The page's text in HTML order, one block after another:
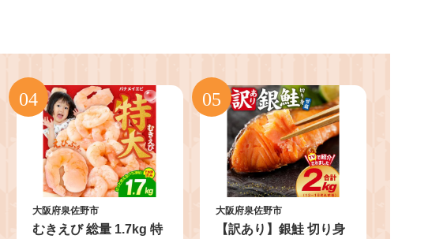
大阪府泉佐野市
むきえび 総量 1.7kg 特
大阪府泉佐野市
【訳あり】銀鮭 切り身